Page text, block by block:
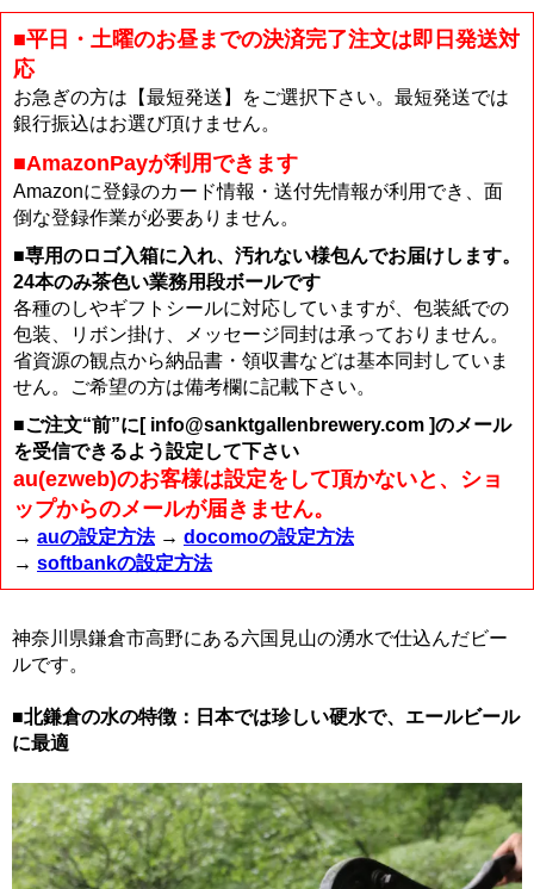
■平日・土曜のお昼までの決済完了注文は即日発送対
応
お急ぎの方は【最短発送】をご選択下さい。最短発送では
銀行振込はお選び頂けません。
■AmazonPayが利用できます
Amazonに登録のカード情報・送付先情報が利用でき、面
倒な登録作業が必要ありません。
■専用のロゴ入箱に入れ、汚れない様包んでお届けします。
24本のみ茶色い業務用段ボールです
各種のしやギフトシールに対応していますが、包装紙での
包装、リボン掛け、メッセージ同封は承っておりません。
省資源の観点から納品書・領収書などは基本同封していま
せん。ご希望の方は備考欄に記載下さい。
■ご注文“前”に[ info@sanktgallenbrewery.com ]のメール
を受信できるよう設定して下さい
au(ezweb)のお客様は設定をして頂かないと、ショ
ップからのメールが届きません。
→ auの設定方法 → docomoの設定方法
→ softbankの設定方法
神奈川県鎌倉市高野にある六国見山の湧水で仕込んだビー
ルです。
■北鎌倉の水の特徴：日本では珍しい硬水で、エールビール
に最適